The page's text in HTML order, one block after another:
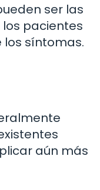
ser las
pacientes
síntomas.
aún más